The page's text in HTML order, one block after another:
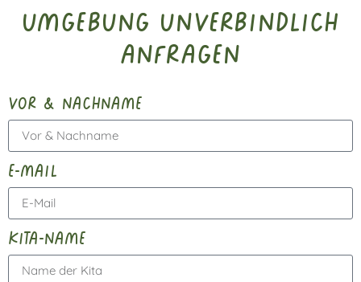
Umgebung unverbindlich
anfragen
vor & nachname
e-mail
kita-name